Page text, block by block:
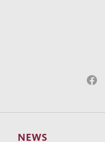
NEWS